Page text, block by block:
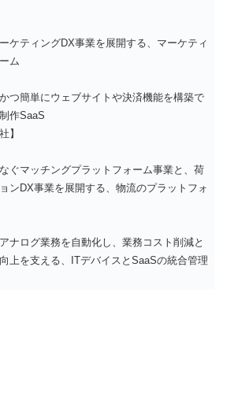
ケティングDX事業を展開する、マーケティ
ム
つ簡単にウェブサイトや決済機能を構築で
作SaaS
】
ぐマッチングプラットフォーム事業と、荷
ンDX事業を展開する、物流のプラットフォ
ナログ業務を自動化し、業務コスト削減と
上を支える、ITデバイスとSaaSの統合管理